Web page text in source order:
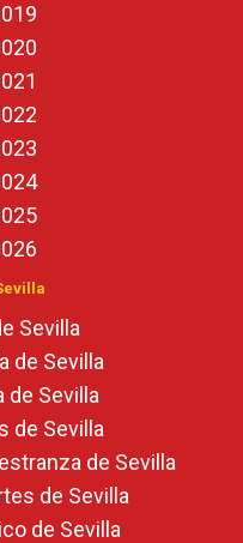
Sevilla
de Sevilla
de Sevilla
de Sevilla
de Sevilla
de Sevilla
de Sevilla